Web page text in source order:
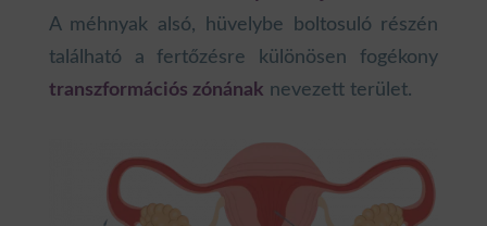
A méhnyak alsó, hüvelybe boltosuló részén
található a fertőzésre különösen fogékony
transzformációs zónának nevezett terület.